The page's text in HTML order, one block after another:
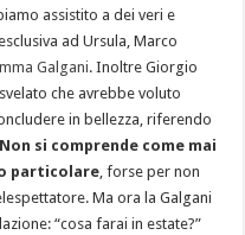
assistito a dei veri e
ad Ursula, Marco
Galgani. Inoltre Giorgio
che avrebbe voluto
in bellezza, riferendo
Non si comprende come mai
particolare, forse per non
Ma ora la Galgani
“cosa farai in estate?”